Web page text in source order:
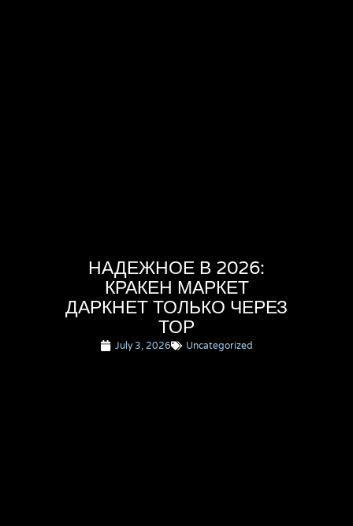
НАДЕЖНОЕ В 2026:
КРАКЕН МАРКЕТ
ДАРКНЕТ ТОЛЬКО ЧЕРЕЗ
ТОР
July 3, 2026 Uncategorized